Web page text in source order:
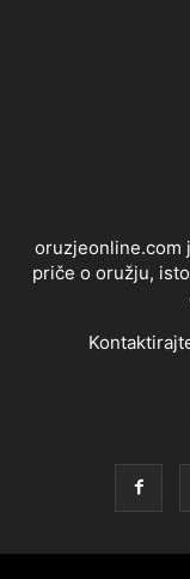
oruzjeonline.com
priče o oružju,